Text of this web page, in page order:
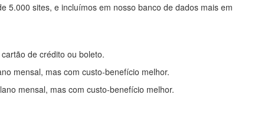
5.000 sites, e incluímos em nosso banco de dados mais em
de crédito ou boleto.
mensal, mas com custo-benefício melhor.
mensal, mas com custo-benefício melhor.